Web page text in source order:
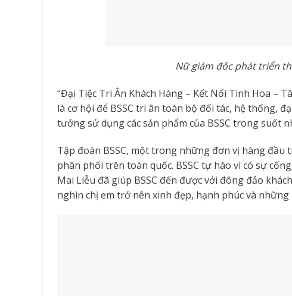
Nữ giám đốc phát triển
“Đại Tiệc Tri Ân Khách Hàng – Kết Nối Tinh Hoa –
là cơ hội để BSSC tri ân toàn bộ đối tác, hệ thống,
tưởng sử dụng các sản phẩm của BSSC trong suốt
Tập đoàn BSSC, một trong những đơn vị hàng
phân phối trên toàn quốc. BSSC tự hào vì có sự
Mai Liễu đã giúp BSSC đến được với đông đảo
nghìn chị em trở nên xinh đẹp, hạnh phúc và